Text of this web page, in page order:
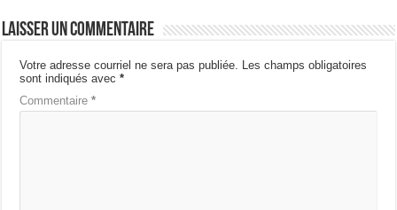
Laisser un commentaire
Votre adresse courriel ne sera pas publiée. Les champs obligatoires
sont indiqués avec*
Commentaire*